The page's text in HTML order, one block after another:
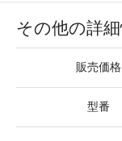
その他の詳
販売価格
型番